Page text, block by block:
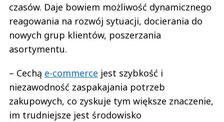
czasów. Daje bowiem możliwość dynamicznego
reagowania na rozwój sytuacji, docierania do
nowych grup klientów, poszerzania
asortymentu.
– Cechą e-commerce jest szybkość i
niezawodność zaspakajania potrzeb
zakupowych, co zyskuje tym większe znaczenie,
im trudniejsze jest środowisko